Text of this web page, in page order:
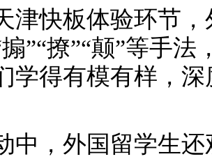
快板体验环节，
”“撩”“颠”等手
学得有模有样，
，外国留学生还